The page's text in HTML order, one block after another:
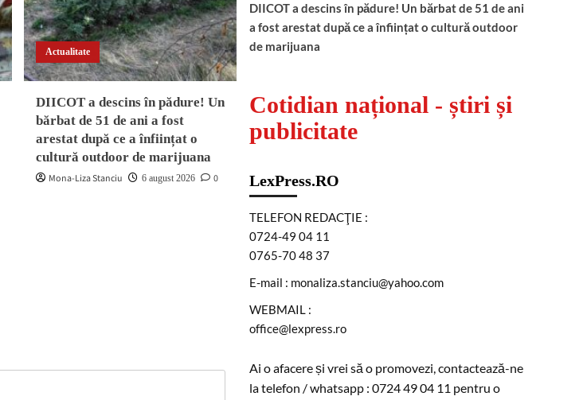
Actualitate
DIICOT a descins în pădure! Un
bărbat de 51 de ani a fost
arestat după ce a înființat o
cultură outdoor de marijuana
Mona-Liza Stanciu 6 august 2026 0
DIICOT a descins în pădure! Un bărbat de 51 de ani
a fost arestat după ce a înființat o cultură outdoor
de marijuana
Cotidian național - știri și
publicitate
LexPress.RO
TELEFON REDACŢIE :
0724-49 04 11
0765-70 48 37
E-mail : monaliza.stanciu@yahoo.com
WEBMAIL :
office@lexpress.ro
Ai o afacere și vrei să o promovezi, contactează-ne
la telefon / whatsapp : 0724 49 04 11 pentru o